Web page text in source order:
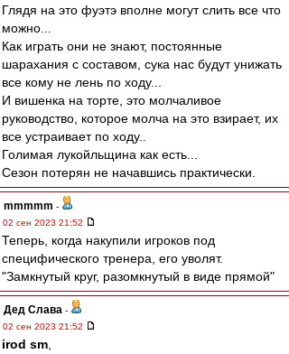
Глядя на это фуэтэ вполне могут слить все что
можно...
Как играть они не знают, постоянные
шарахания с составом, сука нас будут унижать
все кому не лень по ходу...
И вишенка на торте, это молчаливое
руководство, которое молча на это взирает, их
все устраивает по ходу..
Голимая лукойльщина как есть...
Сезон потерян не начавшись практически.
mmmmm -
02 сен 2023 21:52
Теперь, когда накупили игроков под
специфического тренера, его уволят.
"Замкнутый круг, разомкнутый в виде прямой"
Дед Слава -
02 сен 2023 21:52
irod sm